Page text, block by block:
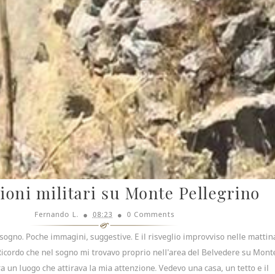
militari su Monte Pellegrino
Fernando L. 08:23 0 Comments
Poche immagini, suggestive. E il risveglio improvviso nelle
che nel sogno mi trovavo proprio nell'area del Belvedere su
un luogo che attirava la mia attenzione. Vedevo una casa, un tetto e il